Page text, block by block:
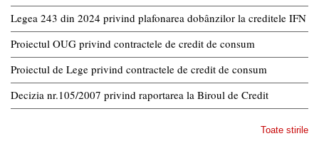
Legea 243 din 2024 privind plafonarea dobânzilor la creditele IFN
Proiectul OUG privind contractele de credit de consum
Proiectul de Lege privind contractele de credit de consum
Decizia nr.105/2007 privind raportarea la Biroul de Credit
Toate stirile